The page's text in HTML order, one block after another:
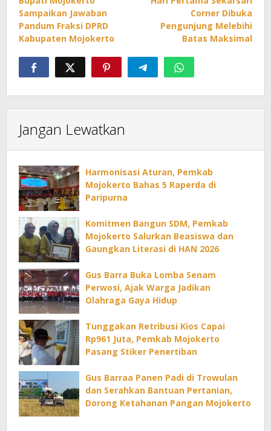
pos
Sampaikan Jawaban
Pandum Fraksi DPRD
Kabupaten Mojokerto
Corner Dibuka
Pengunjung Melebihi
Batas Maksimal
Jangan Lewatkan
Harmonisasi Aturan, Pemkab
Mojokerto Bahas 5 Raperda di
Paripurna
Komitmen Bangun SDM, Pemkab
Mojokerto Salurkan Beasiswa dan
Gaungkan Literasi di HAN 2026
Gus Barra Buka Lomba Senam
Perwosi, Ajak Warga Jadikan
Olahraga Gaya Hidup
Tunggakan Retribusi Kios Capai
Rp961 Juta, Pemkab Mojokerto
Pasang Stiker Penertiban
Gus Barraa Panen Padi di Trowulan
dan Serahkan Bantuan Pertanian,
Dorong Ketahanan Pangan Mojokerto